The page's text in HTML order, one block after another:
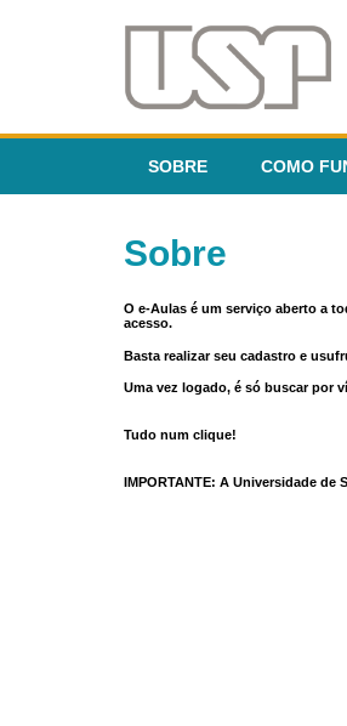
SOBRE COMO
Sobre
O e-Aulas é um serviço aberto a
acesso.
Basta realizar seu cadastro e
Uma vez logado, é só buscar por
Tudo num clique!
IMPORTANTE: A Universidade